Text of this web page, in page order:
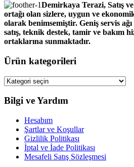
Demirkaya Terazi, Satış
ortağı olan sizlere, uygun ve
olarak benimsemiştir. Geniş servis
satış, teknik destek, tamir ve bakım
ortaklarına sunmaktadır.
Ürün kategorileri
Bilgi ve Yardım
Hesabım
Şartlar ve Koşullar
Gizlilik Politikası
İptal ve İade Politikası
Mesafeli Satış Sözleşmesi